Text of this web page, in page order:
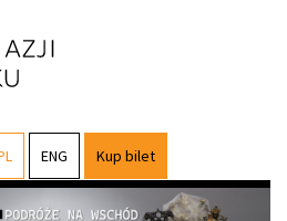
ENG Kup bilet